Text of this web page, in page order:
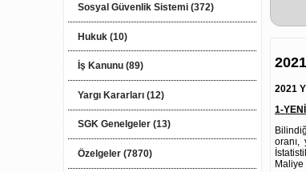
Sosyal Güvenlik Sistemi (372)
Hukuk (10)
İş Kanunu (89)
Yargı Kararları (12)
SGK Genelgeler (13)
Özelgeler (7870)
2021
1-
oranı,
Maliye